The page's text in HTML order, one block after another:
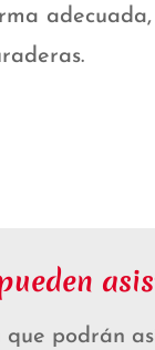
podrán